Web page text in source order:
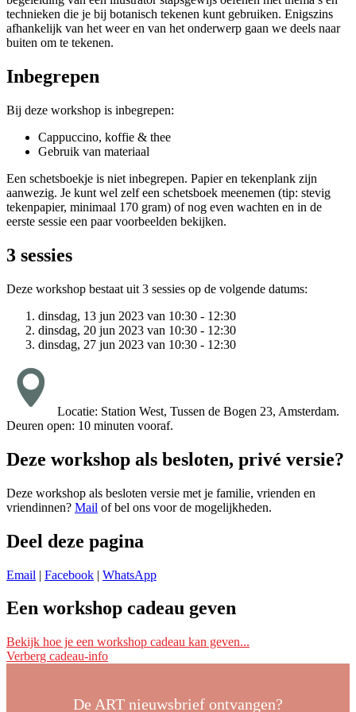
technieken die je bij botanisch tekenen kunt gebruiken. Enigszins
afhankelijk van het weer en van het onderwerp gaan we deels naar
buiten om te tekenen.
Inbegrepen
Bij deze workshop is inbegrepen:
Cappuccino, koffie & thee
Gebruik van materiaal
Een schetsboekje is niet inbegrepen. Papier en tekenplank zijn
aanwezig. Je kunt wel zelf een schetsboek meenemen (tip: stevig
tekenpapier, minimaal 170 gram) of nog even wachten en in de
eerste sessie een paar voorbeelden bekijken.
3 sessies
Deze workshop bestaat uit 3 sessies op de volgende datums:
dinsdag, 13 jun 2023 van 10:30 - 12:30
dinsdag, 20 jun 2023 van 10:30 - 12:30
dinsdag, 27 jun 2023 van 10:30 - 12:30
Locatie: Station West, Tussen de Bogen 23, Amsterdam.
Deuren open: 10 minuten vooraf.
Deze workshop als besloten, privé versie?
Deze workshop als besloten versie met je familie, vrienden en
vriendinnen? Mail of bel ons voor de mogelijkheden.
Deel deze pagina
Email | Facebook | WhatsApp
Een workshop cadeau geven
Ik wil deze workshop als cadeau geven
plek voor die persoon/personen.
Bekijk hoe je een workshop cadeau kan geven...
Verberg cadeau-info
De ART nieuwsbrief ontvangen?